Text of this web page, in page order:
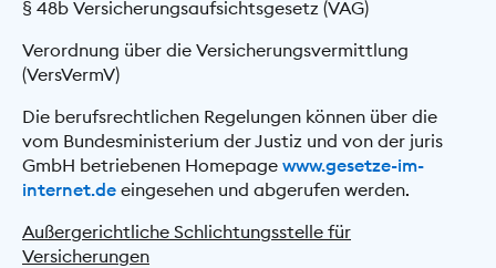
§ 48b Versicherungsaufsichtsgesetz (VAG)
Verordnung über die Versicherungsvermittlung
(VersVermV)
Die berufsrechtlichen Regelungen können über die
vom Bundesministerium der Justiz und von der juris
GmbH betriebenen Homepage www.gesetze-im-
internet.de eingesehen und abgerufen werden.
Außergerichtliche Schlichtungsstelle für
Versicherungen